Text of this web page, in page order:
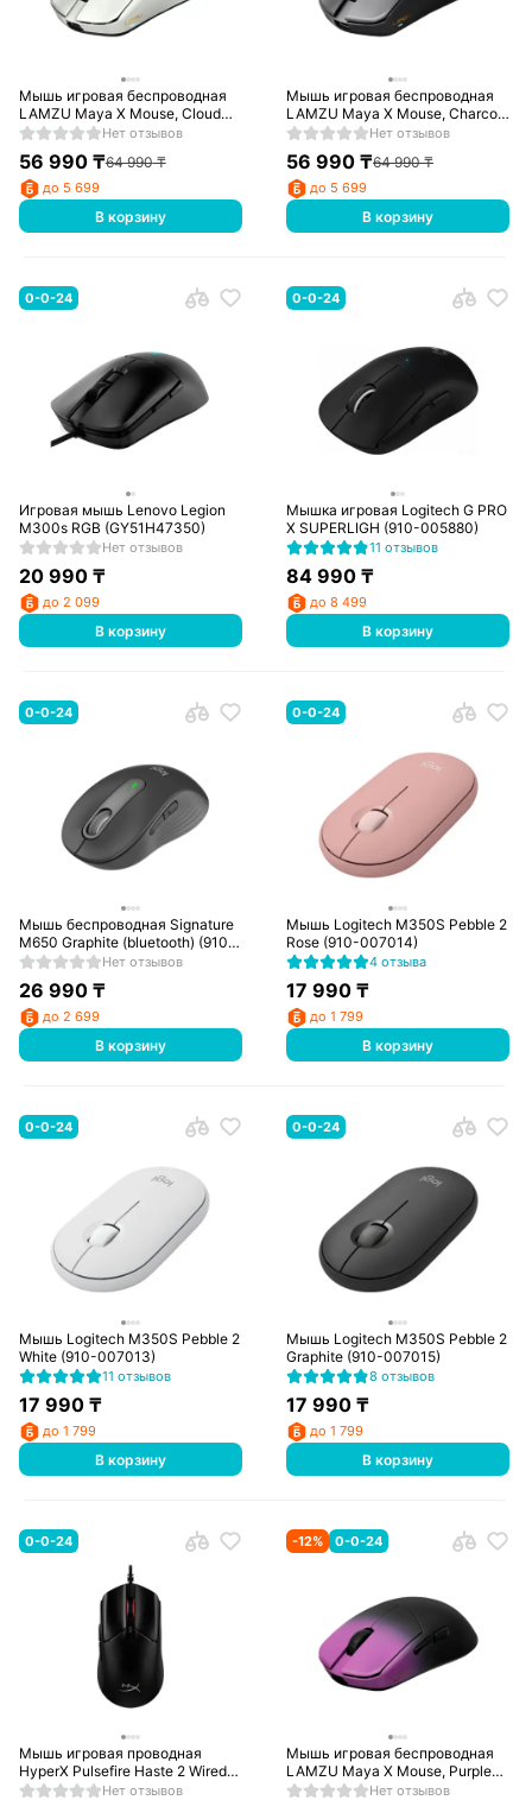
Мышь игровая беспроводная
LAMZU Maya X Mouse, Cloud
Grey PAW3950, 8000 Hz, 47g,
Нет отзывов
56 990₸64 990₸
до 5 699
В корзину
Мышь игровая беспроводная
LAMZU Maya X Mouse, Charcoal
Black PAW3950, 8000 Hz, 47g,
Нет отзывов
56 990 ₸64 990₸
до 5 699
В корзину
0-0-24
Игровая мышь Lenovo Legion
M300s RGB (GY51H47350)
Нет отзывов
20 990₸
до 2 099
В корзину
0-0-24
Мышка игровая Logitech G PRO
X SUPERLIGH (910-005880)
11 отзывов
84 990 ₸
до 8 499
В корзину
0-0-24
Мышь беспроводная Signature
M650 Graphite (bluetooth) (910-
006253)
Нет отзывов
26 990₸
до 2 699
В корзину
0-0-24
Мышь Logitech M350S Pebble 2
Rose (910-007014)
4 отзыва
17 990 ₸
до 1 799
В корзину
0-0-24
Мышь Logitech M350S Pebble 2
White (910-007013)
11 отзывов
17 990₸
до 1 799
В корзину
0-0-24
Мышь Logitech M350S Pebble 2
Graphite (910-007015)
8 отзывов
17 990 ₸
до 1 799
В корзину
0-0-24
Мышь игровая проводная
HyperX Pulsefire Haste 2 Wired
(6N0A7AA)
Нет отзывов
-12% 0-0-24
Мышь игровая беспроводная
LAMZU Maya X Mouse, Purple
Shadow PAW3950, 8000 Hz,
Нет отзывов